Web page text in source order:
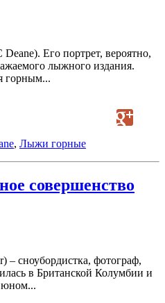
Его портрет, вероятно,
лыжного издания.
горным...
, Лыжи горные
совершенство
– сноубордистка, фотограф,
в Британской Колумбии и
юном...